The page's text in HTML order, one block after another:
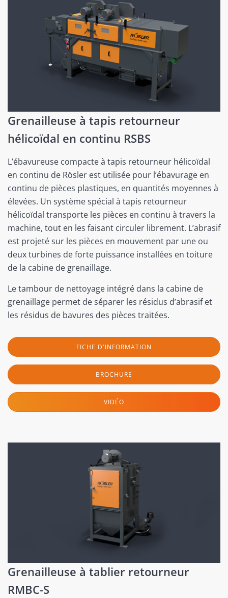
Grenailleuse à tapis retourneur
hélicoïdal en continu RSBS
L’ébavureuse compacte à tapis retourneur hélicoïdal
en continu de Rösler est utilisée pour l’ébavurage en
continu de pièces plastiques, en quantités moyennes à
élevées. Un système spécial à tapis retourneur
hélicoïdal transporte les pièces en continu à travers la
machine, tout en les faisant circuler librement. L’abrasif
est projeté sur les pièces en mouvement par une ou
deux turbines de forte puissance installées en toiture
de la cabine de grenaillage.
Le tambour de nettoyage intégré dans la cabine de
grenaillage permet de séparer les résidus d’abrasif et
les résidus de bavures des pièces traitées.
FICHE D'INFORMATION
BROCHURE
VIDÉO
Grenailleuse à tablier retourneur
RMBC-S